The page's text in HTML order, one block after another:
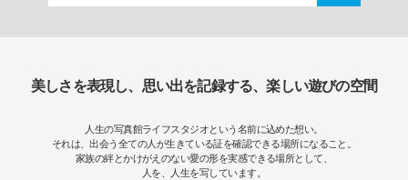
美しさを表現し、思い出を記録する、楽しい遊びの空間
人生の写真館ライフスタジオという名前に込めた想い。
それは、出会う全ての人が生きている証を確認できる場所になること。
家族の絆とかけがえのない愛の形を実感できる場所として、
人を、人生を写しています。